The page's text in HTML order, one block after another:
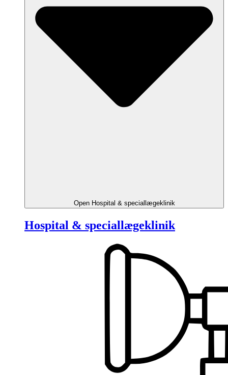
Open Hospital & speciallægeklinik
Hospital & speciallægeklinik